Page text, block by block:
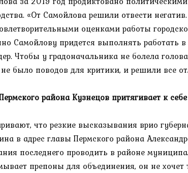
«От Самойлова решили отвести
оценками работы
Самойлову придется выполнять работать
Чтобы у градоначальника не болела
было поводов для критики, и решили все
района Кузнецов притягивает к
что резкие высказывания врио
в адрес главы Пермского района
последнего проводить в районе
препоны для объединения, он не хочет